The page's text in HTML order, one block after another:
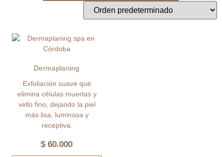
Dermaplaning
Exfoliación suave que
elimina células muertas y
vello fino, dejando la piel
más lisa, luminosa y
receptiva.
$60.000